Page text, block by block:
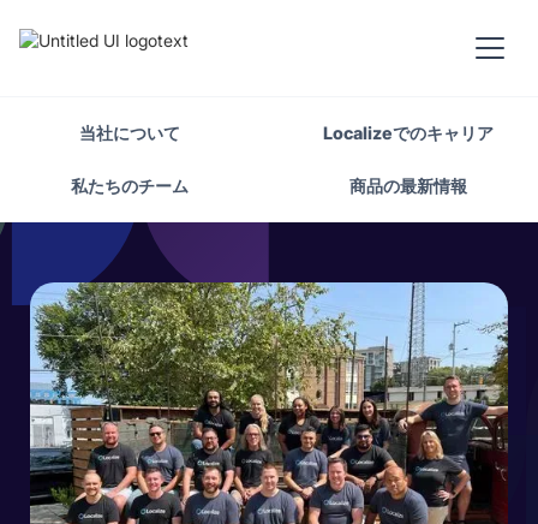
当社について
私たちのチーム
Localizeでのキャリア
商品の最新情報